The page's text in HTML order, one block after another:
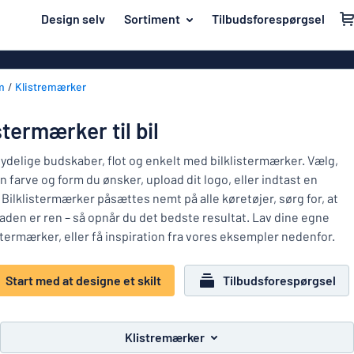
Design selv Sortiment Tilbudsforespørgsel
Hus og hjem
Navneskilte
Mærkning
Klistremærker
Branscher
Trafik og køretøjer
Eco Board
Folietekster
Mest
populære
Materiale
Hus
og
hjem
Mærkning
Klistremærker
til
designe et skilt
Klistremærker
til bil
budskaber, flot og enkelt med bilklistermærker. Vælg,
farve og form du ønsker, upload dit logo, eller indtast en
påsættes nemt på alle køretøjer, sørg for, at
er ren – så opnår du det bedste resultat. Lav dine egne
eller få inspiration fra vores eksempler nedenfor.
Start med at designe et skilt Tilbudsforespørgsel
Klistremærker